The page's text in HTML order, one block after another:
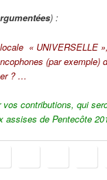
) :
« UNIVERSELLE
(par exemple)
? …
vos contributions, qui
assises de Pentecôte